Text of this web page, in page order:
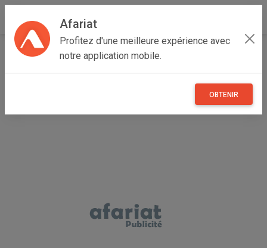
Afariat
Profitez d'une meilleure expérience avec
notre application mobile.
OBTENIR
Accueil Véhicules Majerda Siliana